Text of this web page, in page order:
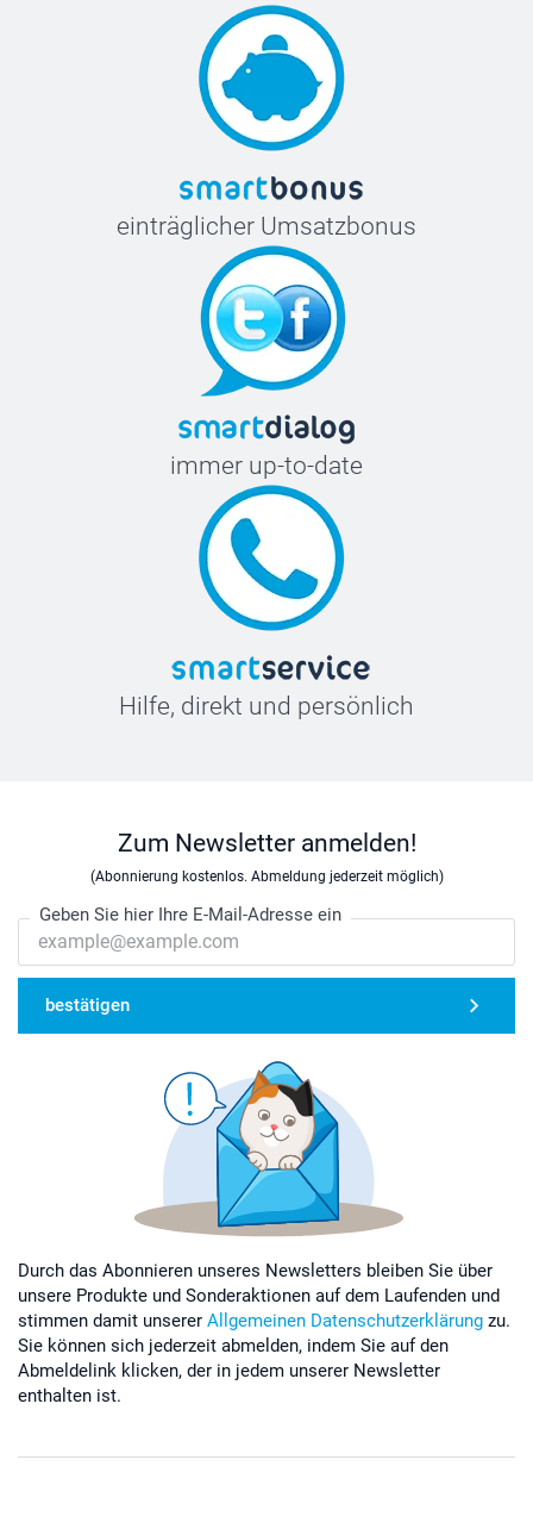
einträglicher Umsatzbonus
immer up-to-date
Hilfe, direkt und persönlich
Zum Newsletter anmelden!
(Abonnierung kostenlos. Abmeldung jederzeit möglich)
Geben Sie hier Ihre E-Mail-Adresse ein
bestätigen
Durch das Abonnieren unseres Newsletters bleiben Sie über
unsere Produkte und Sonderaktionen auf dem Laufenden und
stimmen damit unserer Allgemeinen Datenschutzerklärung zu.
Sie können sich jederzeit abmelden, indem Sie auf den
Abmeldelink klicken, der in jedem unserer Newsletter
enthalten ist.